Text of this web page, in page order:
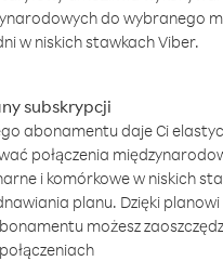
do wybranego
w niskich stawkach Viber.
subskrypcji
abonamentu daje Ci
połączenia
i komórkowe w niskich
planu. Dzięki planowi
możesz